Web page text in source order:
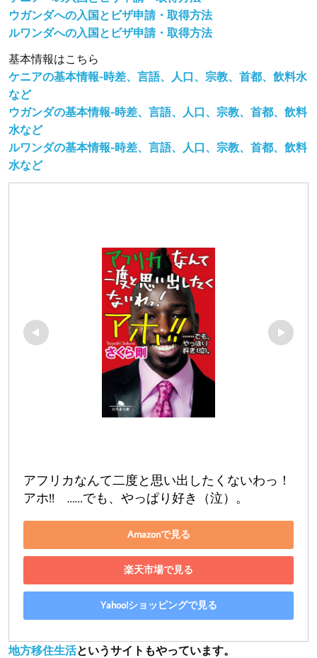
ウガンダへの入国とビザ申請・取得方法
ルワンダへの入国とビザ申請・取得方法
基本情報はこちら
ケニアの基本情報-時差、言語、人口、宗教、首都、飲料水
など
ウガンダの基本情報-時差、言語、人口、宗教、首都、飲料
水など
ルワンダの基本情報-時差、言語、人口、宗教、首都、飲料
水など
アフリカなんて二度と思い出したくないわっ！
アホ!!　……でも、やっぱり好き（泣）。
Amazonで見る
楽天市場で見る
Yahoo!ショッピングで見る
地方移住生活というサイトもやっています。